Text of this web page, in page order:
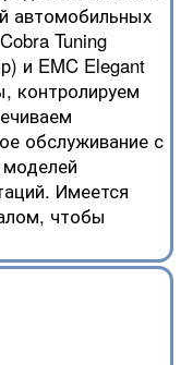
автомобильных
Tuning
и EMC Elegant
контролируем
обслуживание с
Имеется
чтобы